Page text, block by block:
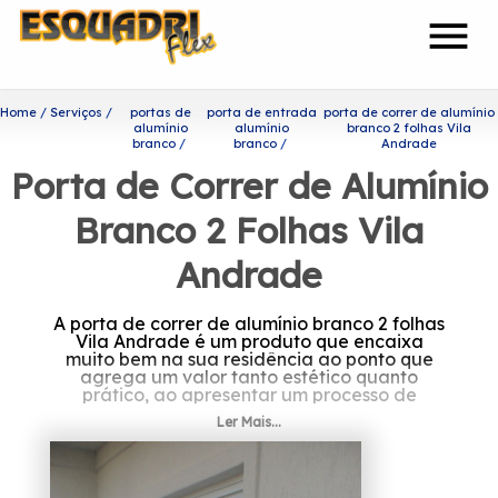
menu
Home Serviços
portas de
alumínio
branco
porta de entrada
alumínio
branco
porta de correr de alumínio
branco 2 folhas Vila
Andrade
Porta de Correr de Alumínio
Branco 2 Folhas Vila
Andrade
A porta de correr de alumínio branco 2 folhas
Vila Andrade é um produto que encaixa
muito bem na sua residência ao ponto que
agrega um valor tanto estético quanto
prático, ao apresentar um processo de
manutenção simplificado.
Você está procurando por
porta de correr de alumínio
Ler Mais...